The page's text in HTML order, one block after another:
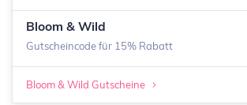
Bloom & Wild
Gutscheincode für 15% Rabatt
Bloom & Wild Gutscheine